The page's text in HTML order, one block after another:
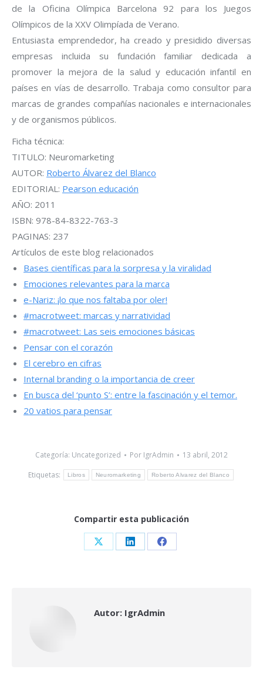
de la Oficina Olímpica Barcelona 92 para los Juegos
Olímpicos de la XXV Olimpíada de Verano.
Entusiasta emprendedor, ha creado y presidido diversas
empresas incluida su fundación familiar dedicada a
promover la mejora de la salud y educación infantil en
países en vías de desarrollo. Trabaja como consultor para
marcas de grandes compañías nacionales e internacionales
y de organismos públicos.
Ficha técnica:
TITULO: Neuromarketing
AUTOR: Roberto Álvarez del Blanco
EDITORIAL: Pearson educación
AÑO: 2011
ISBN: 978-84-8322-763-3
PAGINAS: 237
Artículos de este blog relacionados
Bases científicas para la sorpresa y la viralidad
Emociones relevantes para la marca
e-Nariz: ¡lo que nos faltaba por oler!
#macrotweet: marcas y narratividad
#macrotweet: Las seis emociones básicas
Pensar con el corazón
El cerebro en cifras
Internal branding o la importancia de creer
En busca del ‘punto S’: entre la fascinación y el temor.
20 vatios para pensar
Categoría: Uncategorized Por IgrAdmin
13 abril, 2012
Etiquetas:
Libros Neuromarketing Roberto Alvarez del Blanco
Compartir esta publicación
Share Share Share
Autor: IgrAdmin